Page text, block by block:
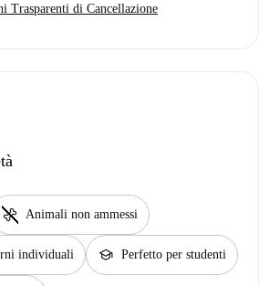
Trasparenti di Cancellazione
pet_supplies Animali non ammessi
individuali school Perfetto per studenti